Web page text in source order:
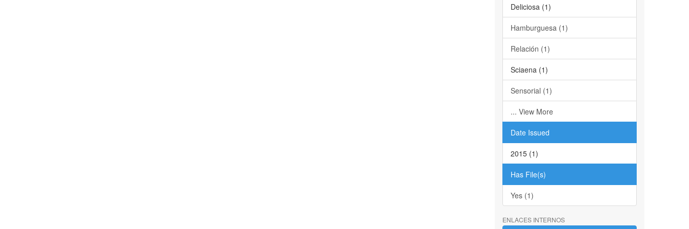
Deliciosa (1)
Hamburguesa (1)
Relación (1)
Sciaena (1)
Sensorial (1)
... View More
Date Issued
2015 (1)
Has File(s)
Yes (1)
ENLACES INTERNOS